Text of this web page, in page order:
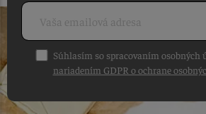
Súhlasím so spracovaním osobných
nariadením GDPR o ochrane